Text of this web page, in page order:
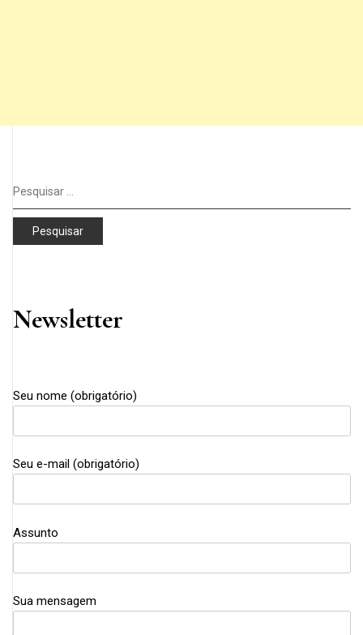
Pesquisar
por:
Newsletter
Seu nome (obrigatório)
Seu e-mail (obrigatório)
Assunto
Sua mensagem